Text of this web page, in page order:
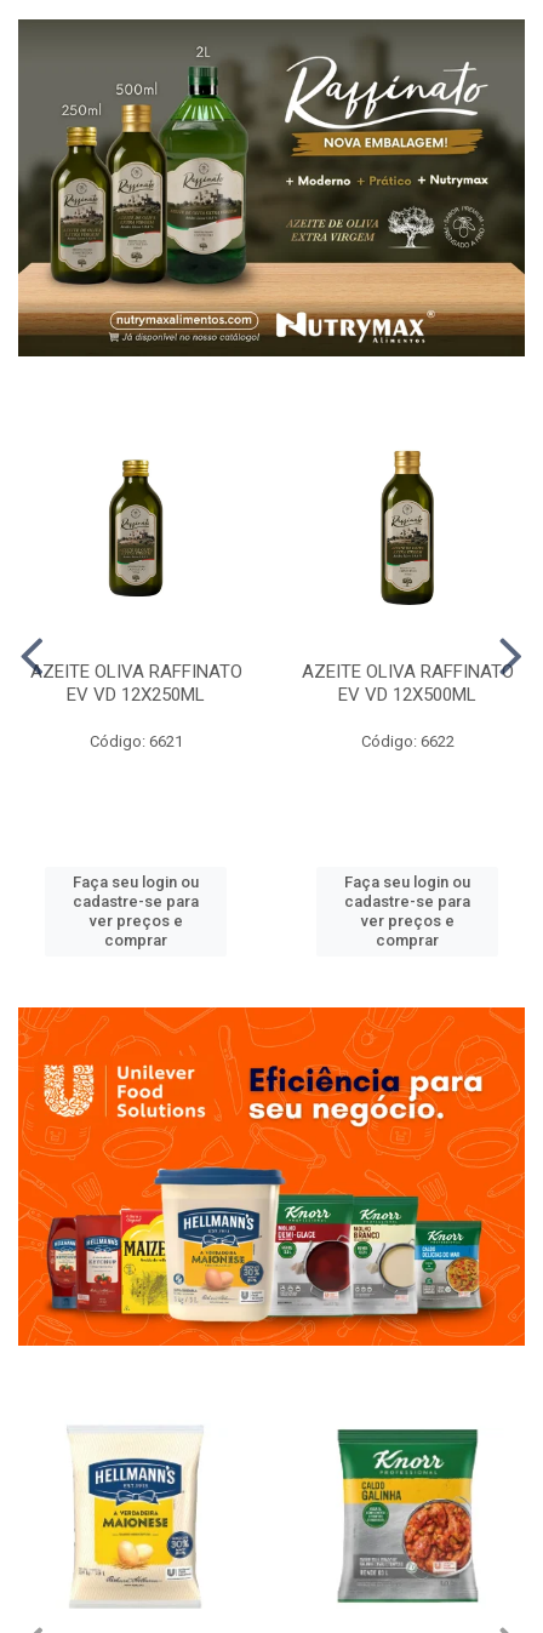
AZEITE OLIVA RAFFINATO
EV VD 12X250ML
Código: 6621
Faça seu login ou
cadastre-se para
ver preços e
comprar
AZEITE OLIVA RAFFINATO
EV VD 12X500ML
Código: 6622
Faça seu login ou
cadastre-se para
ver preços e
comprar